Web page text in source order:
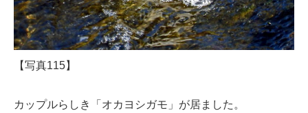
【写真115】
カップルらしき「オカヨシガモ」が居ました。